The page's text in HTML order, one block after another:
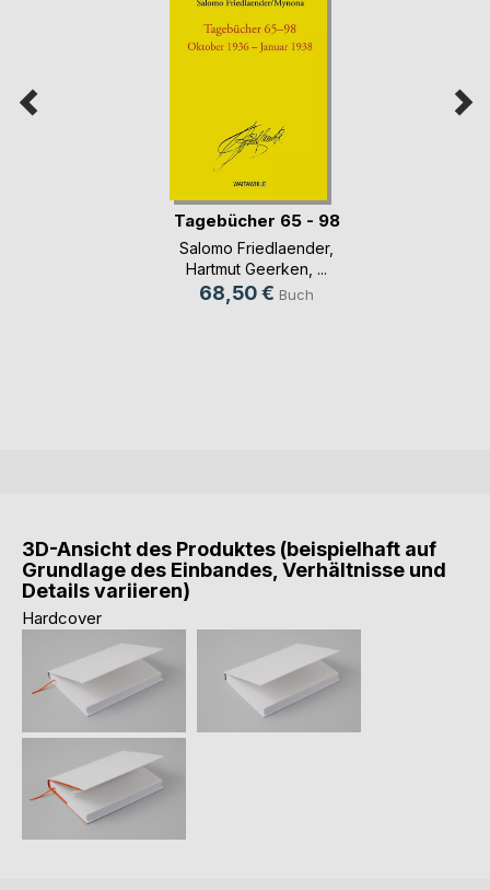
Tagebücher 65 - 98
Salomo Friedlaender,
Hartmut Geerken , ...
68,50 € Buch
3D-Ansicht des Produktes (beispielhaft auf
Grundlage des Einbandes, Verhältnisse und
Details variieren)
Hardcover